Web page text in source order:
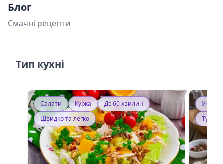
Блог
Смачні рецепти
Тип кухні
Салати Курка
До 60 хвилин
Швидко та легко